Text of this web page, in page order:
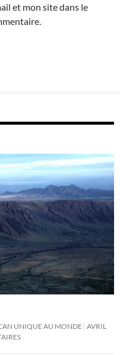
et mon site dans le
UNIQUE AU MONDE AVRIL